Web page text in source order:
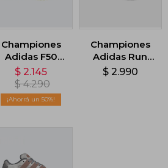
Championes
Adidas F50
Messi Club -
Azul
$ 2.145
$ 4.290
50
Championes
Adidas Run
50S - Gris
$ 2.990